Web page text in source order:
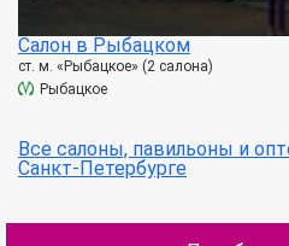
Салон в Рыбацком
ст. м. «Рыбацкое» (2 салона)
Рыбацкое
Все салоны, павильоны и
Санкт-Петербурге